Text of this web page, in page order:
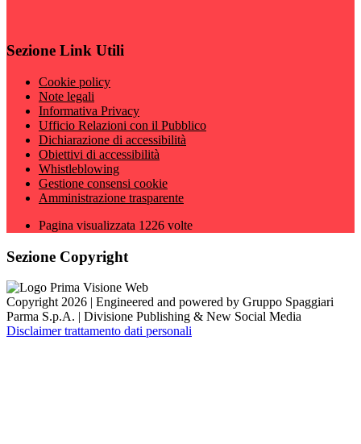
Sezione Link Utili
Cookie policy
Note legali
Informativa Privacy
Ufficio Relazioni con il Pubblico
Dichiarazione di accessibilità
Obiettivi di accessibilità
Whistleblowing
Gestione consensi cookie
Amministrazione trasparente
Pagina visualizzata 1226 volte
Sezione Copyright
Copyright 2026 | Engineered and powered by Gruppo Spaggiari
Parma S.p.A. | Divisione Publishing & New Social Media
Disclaimer trattamento dati personali